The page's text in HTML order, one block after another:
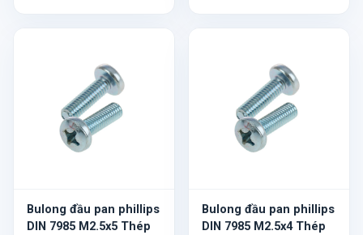
Bulong đầu pan phillips
DIN 7985 M2.5x5 Thép
Bulong đầu pan phillips
DIN 7985 M2.5x4 Thép